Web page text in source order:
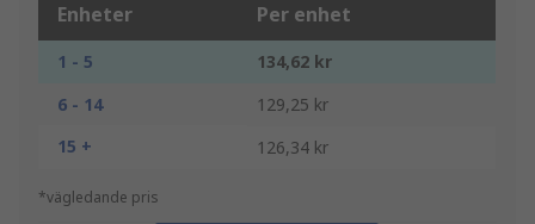
Enheter Per enhet
1 - 5
134,62 kr
6 - 14
129,25 kr
15 +
126,34 kr
*vägledande pris